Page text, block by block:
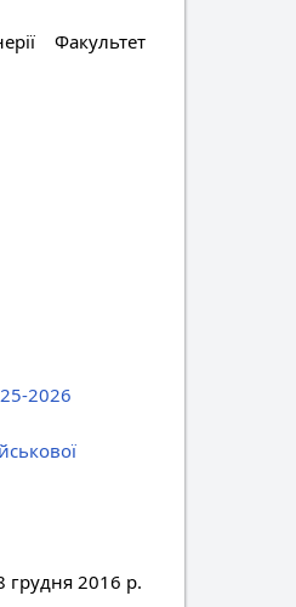
Факультет
2026
грудня 2016 р.